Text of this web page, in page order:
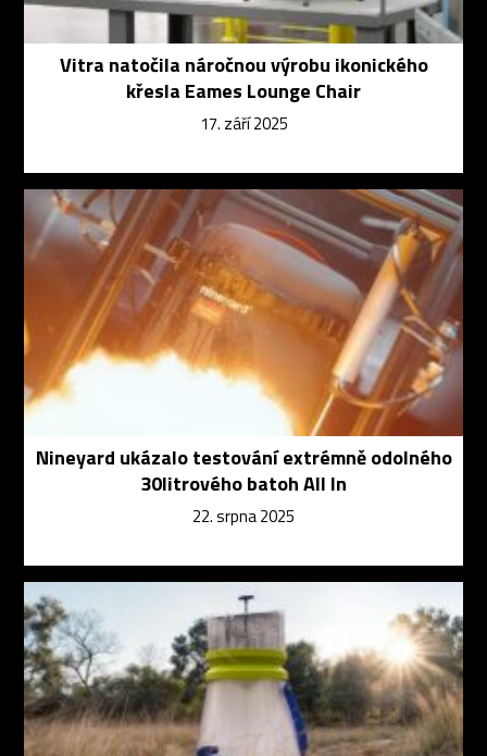
Vitra natočila náročnou výrobu ikonického
křesla Eames Lounge Chair
17. září 2025
Nineyard ukázalo testování extrémně odolného
30litrového batoh All In
22. srpna 2025